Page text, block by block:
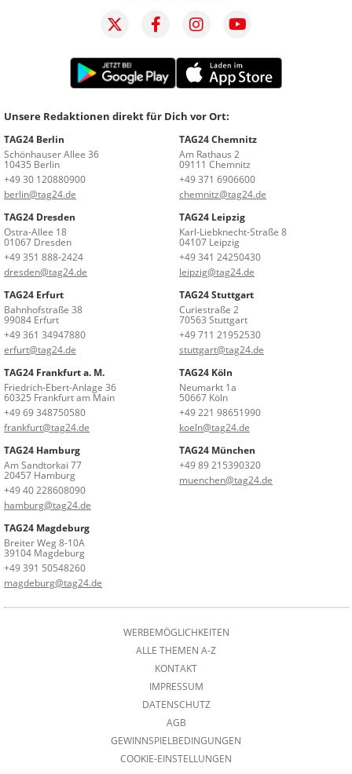
Unsere Redaktionen direkt für Dich vor Ort:
TAG24 Berlin
Schönhauser Allee 36
10435 Berlin
+49 30 120880900
berlin@tag24.de
TAG24 Chemnitz
Am Rathaus 2
09111 Chemnitz
+49 371 6906600
chemnitz@tag24.de
TAG24 Dresden
Ostra-Allee 18
01067 Dresden
+49 351 888-2424
dresden@tag24.de
TAG24 Leipzig
Karl-Liebknecht-Straße 8
04107 Leipzig
+49 341 24250430
leipzig@tag24.de
TAG24 Erfurt
Bahnhofstraße 38
99084 Erfurt
+49 361 34947880
erfurt@tag24.de
TAG24 Stuttgart
Curiestraße 2
70563 Stuttgart
+49 711 21952530
stuttgart@tag24.de
TAG24 Frankfurt a. M.
Friedrich-Ebert-Anlage 36
60325 Frankfurt am Main
+49 69 348750580
frankfurt@tag24.de
TAG24 Köln
Neumarkt 1a
50667 Köln
+49 221 98651990
koeln@tag24.de
TAG24 Hamburg
Am Sandtorkai 77
20457 Hamburg
+49 40 228608090
hamburg@tag24.de
TAG24 München
+49 89 215390320
muenchen@tag24.de
TAG24 Magdeburg
Breiter Weg 8-10A
39104 Magdeburg
+49 391 50548260
magdeburg@tag24.de
WERBEMÖGLICHKEITEN
ALLE THEMEN A-Z
KONTAKT
IMPRESSUM
DATENSCHUTZ
AGB
GEWINNSPIELBEDINGUNGEN
COOKIE-EINSTELLUNGEN